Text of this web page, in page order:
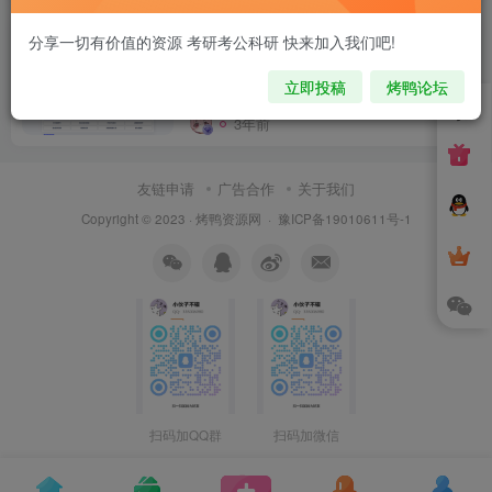
彩虹工具网程序开源未加密版
VIP专区 精品源码
3年前 5
友链申请 广告合作 关于我们
Copyright © 2023 · 烤鸭资源网 · 豫ICP备19010611号-1
扫码加QQ群 扫码加微信
分享一切有价值的资源 考研考公科研 快来加入我们吧!
立即投稿 烤鸭论坛